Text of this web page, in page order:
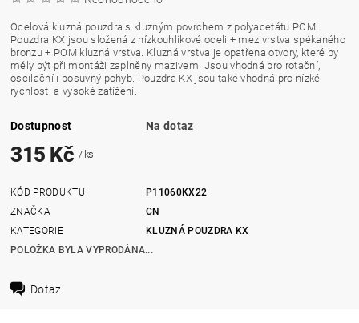
Ocelová kluzná pouzdra s kluzným povrchem z polyacetátu POM.
Pouzdra KX jsou složená z nízkouhlíkové oceli + mezivrstva spékaného
bronzu + POM kluzná vrstva. Kluzná vrstva je opatřena otvory, které by
měly být při montáži zaplněny mazivem. Jsou vhodná pro rotační,
oscilační i posuvný pohyb. Pouzdra KX jsou také vhodná pro nízké
rychlosti a vysoké zatížení.
Dostupnost Na dotaz
315 Kč / ks
KÓD PRODUKTU
P11060KX22
ZNAČKA
CN
KATEGORIE
KLUZNÁ POUZDRA KX
POLOŽKA BYLA VYPRODÁNA...
Dotaz